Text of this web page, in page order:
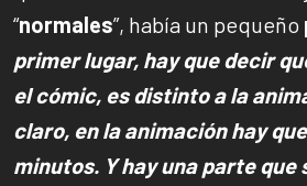
“normales”, había un pequeño
primer lugar, hay que decir
el cómic, es distinto a la
claro, en la animación hay
minutos. Y hay una parte que